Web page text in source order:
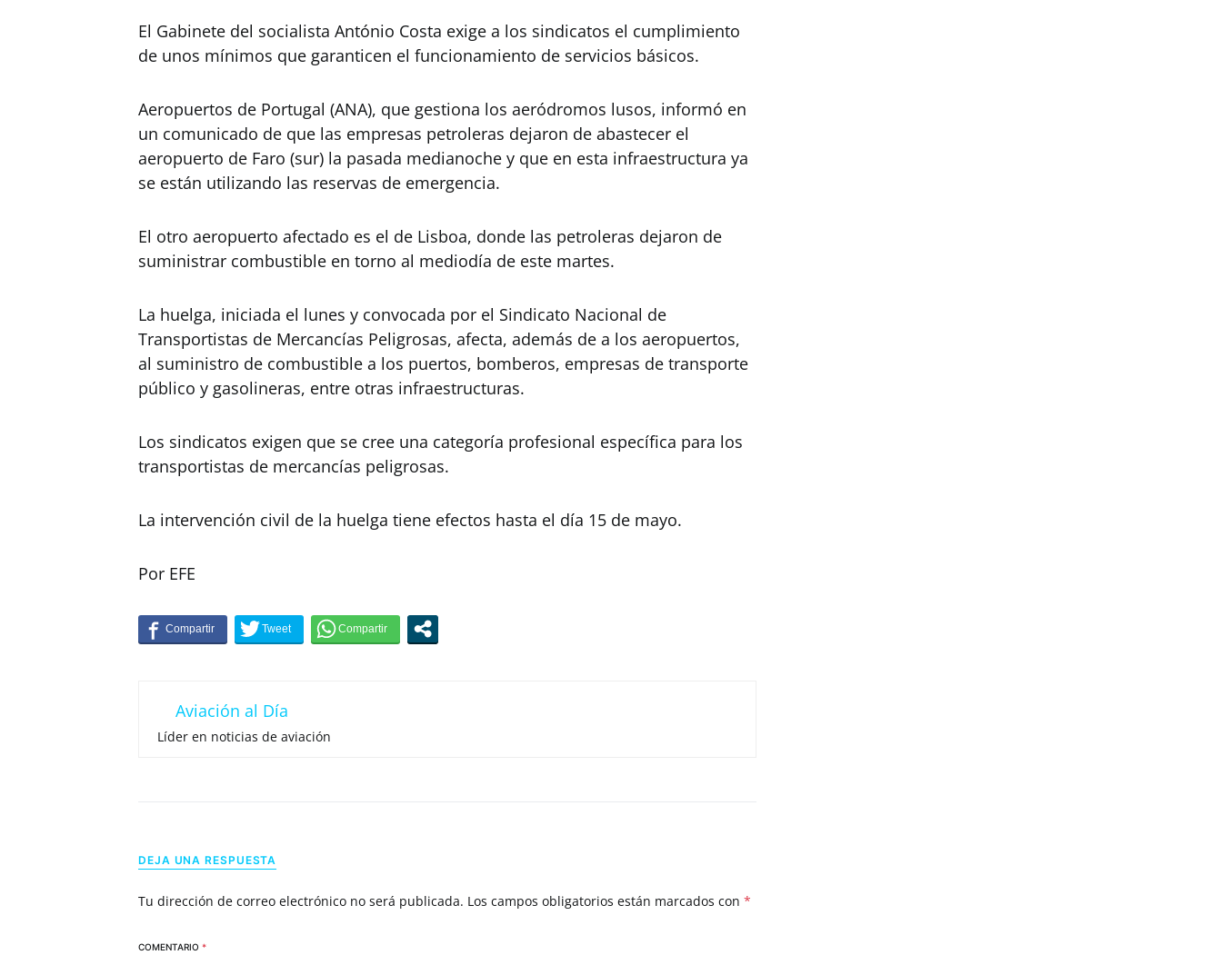
El Gabinete del socialista António Costa exige a los sindicatos el cumplimiento
de unos mínimos que garanticen el funcionamiento de servicios básicos.
Aeropuertos de Portugal (ANA), que gestiona los aeródromos lusos, informó en
un comunicado de que las empresas petroleras dejaron de abastecer el
aeropuerto de Faro (sur) la pasada medianoche y que en esta infraestructura ya
se están utilizando las reservas de emergencia.
El otro aeropuerto afectado es el de Lisboa, donde las petroleras dejaron de
suministrar combustible en torno al mediodía de este martes.
La huelga, iniciada el lunes y convocada por el Sindicato Nacional de
Transportistas de Mercancías Peligrosas, afecta, además de a los aeropuertos,
al suministro de combustible a los puertos, bomberos, empresas de transporte
público y gasolineras, entre otras infraestructuras.
Los sindicatos exigen que se cree una categoría profesional específica para los
transportistas de mercancías peligrosas.
La intervención civil de la huelga tiene efectos hasta el día 15 de mayo.
Por EFE
Aviación al Día
Líder en noticias de aviación
DEJA UNA RESPUESTA
Tu dirección de correo electrónico no será publicada. Los campos obligatorios están marcados con *
COMENTARIO *